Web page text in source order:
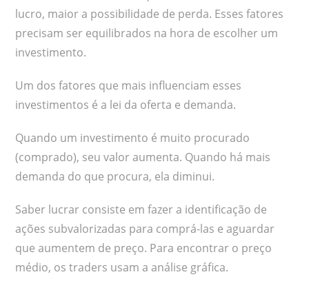
lucro, maior a possibilidade de perda. Esses fatores
precisam ser equilibrados na hora de escolher um
investimento.
Um dos fatores que mais influenciam esses
investimentos é a lei da oferta e demanda.
Quando um investimento é muito procurado
(comprado), seu valor aumenta. Quando há mais
demanda do que procura, ela diminui.
Saber lucrar consiste em fazer a identificação de
ações subvalorizadas para comprá-las e aguardar
que aumentem de preço. Para encontrar o preço
médio, os traders usam a análise gráfica.